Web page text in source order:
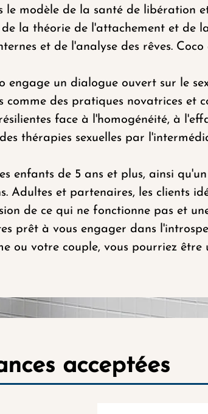
le modèle de la santé de libération
la théorie de l'attachement et de
et de l'analyse des rêves.
engage un dialogue ouvert sur le
comme des pratiques novatrices et
face à l'homogénéité, à
thérapies sexuelles par
enfants de 5 ans et plus, ainsi
Adultes et partenaires, les clients
de ce qui ne fonctionne pas et
prêt à vous engager dans
ou votre couple, vous pourriez
acceptées